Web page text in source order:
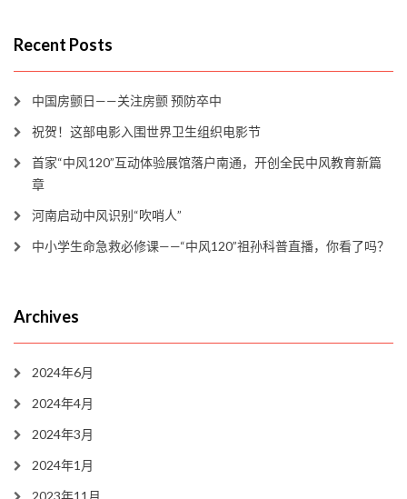
Recent Posts
中国房颤日——关注房颤 预防卒中
祝贺！这部电影入围世界卫生组织电影节
首家“中风120”互动体验展馆落户南通，开创全民中风教育新篇
章
河南启动中风识别“吹哨人”
中小学生命急救必修课——“中风120”祖孙科普直播，你看了吗？
Archives
2024年6月
2024年4月
2024年3月
2024年1月
2023年11月